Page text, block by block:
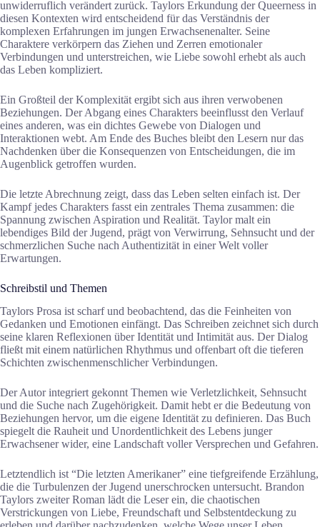
unwiderruflich verändert zurück. Taylors Erkundung der Queerness in
diesen Kontexten wird entscheidend für das Verständnis der
komplexen Erfahrungen im jungen Erwachsenenalter. Seine
Charaktere verkörpern das Ziehen und Zerren emotionaler
Verbindungen und unterstreichen, wie Liebe sowohl erhebt als auch
das Leben kompliziert.
Ein Großteil der Komplexität ergibt sich aus ihren verwobenen
Beziehungen. Der Abgang eines Charakters beeinflusst den Verlauf
eines anderen, was ein dichtes Gewebe von Dialogen und
Interaktionen webt. Am Ende des Buches bleibt den Lesern nur das
Nachdenken über die Konsequenzen von Entscheidungen, die im
Augenblick getroffen wurden.
Die letzte Abrechnung zeigt, dass das Leben selten einfach ist. Der
Kampf jedes Charakters fasst ein zentrales Thema zusammen: die
Spannung zwischen Aspiration und Realität. Taylor malt ein
lebendiges Bild der Jugend, prägt von Verwirrung, Sehnsucht und der
schmerzlichen Suche nach Authentizität in einer Welt voller
Erwartungen.
Schreibstil und Themen
Taylors Prosa ist scharf und beobachtend, das die Feinheiten von
Gedanken und Emotionen einfängt. Das Schreiben zeichnet sich durch
seine klaren Reflexionen über Identität und Intimität aus. Der Dialog
fließt mit einem natürlichen Rhythmus und offenbart oft die tieferen
Schichten zwischenmenschlicher Verbindungen.
Der Autor integriert gekonnt Themen wie Verletzlichkeit, Sehnsucht
und die Suche nach Zugehörigkeit. Damit hebt er die Bedeutung von
Beziehungen hervor, um die eigene Identität zu definieren. Das Buch
spiegelt die Rauheit und Unordentlichkeit des Lebens junger
Erwachsener wider, eine Landschaft voller Versprechen und Gefahren.
Letztendlich ist “Die letzten Amerikaner” eine tiefgreifende Erzählung,
die die Turbulenzen der Jugend unerschrocken untersucht. Brandon
Taylors zweiter Roman lädt die Leser ein, die chaotischen
Verstrickungen von Liebe, Freundschaft und Selbstentdeckung zu